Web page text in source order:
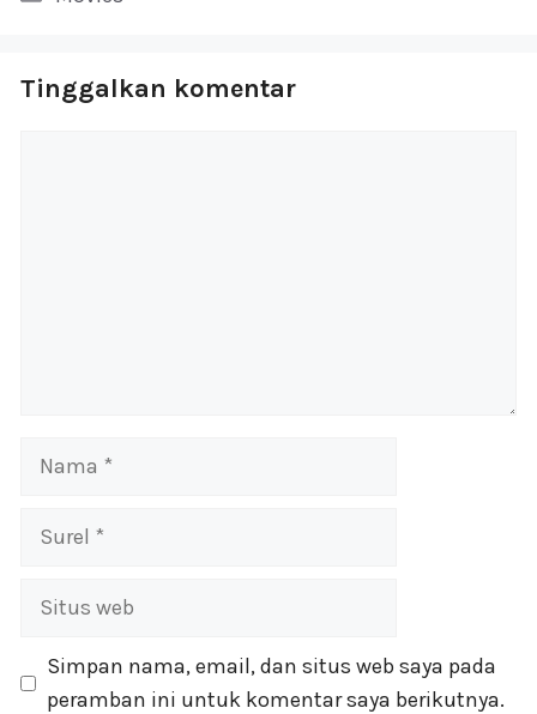
Tinggalkan komentar
Nama
Surel
Situs
Simpan nama, email, dan situs web saya pada
peramban ini untuk komentar saya berikutnya.